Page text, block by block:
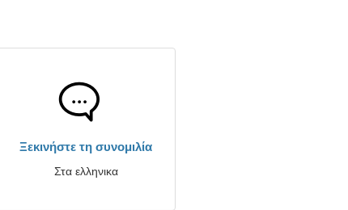
Ξεκινήστε τη συνομιλία
Στα ελληνικα